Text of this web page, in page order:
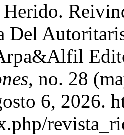
Del
, no. 28
6, 2026.